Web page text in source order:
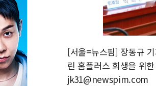
[서울=뉴스핌] 장동규
린 홈플러스 회생을 위
jk31@newspim.com